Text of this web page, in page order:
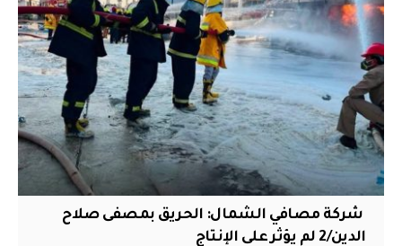
‏ شركة مصافي الشمال: الحريق بمصفى صلاح
الدين/2 لم يؤثر على الإنتاج